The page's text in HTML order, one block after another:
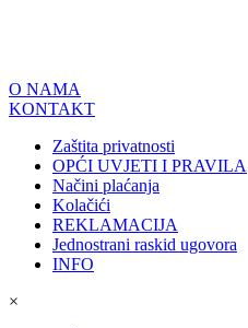
O NAMA
KONTAKT
Zaštita privatnosti
OPĆI UVJETI I PRAVILA
Načini plaćanja
Kolačići
REKLAMACIJA
Jednostrani raskid ugovora
INFO
×